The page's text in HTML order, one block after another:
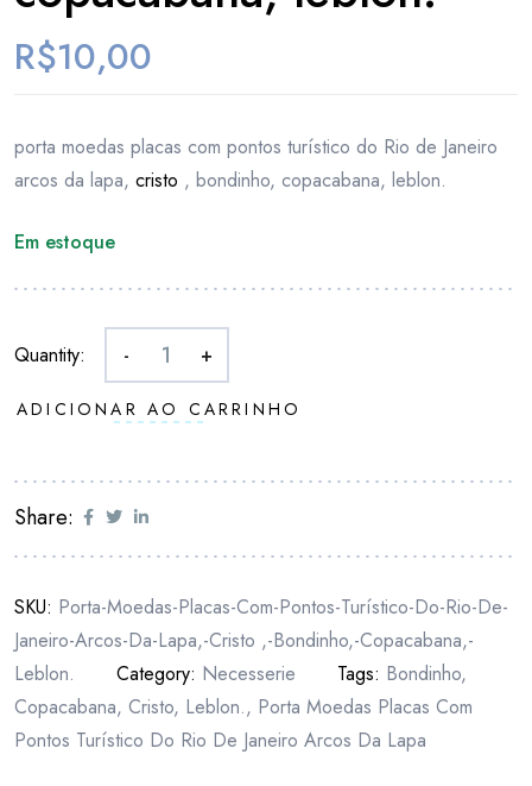
R$10,00
porta moedas placas com pontos turístico do Rio de Janeiro
arcos da lapa, cristo , bondinho, copacabana, leblon.
Em estoque
Quantity: - +
ADICIONAR AO CARRINHO
Share:
SKU: Porta-Moedas-Placas-Com-Pontos-Turístico-Do-Rio-De-
Janeiro-Arcos-Da-Lapa,-Cristo ,-Bondinho,-Copacabana,-
Leblon.
Category: Necesserie Tags: Bondinho,
Copacabana, Cristo, Leblon., Porta Moedas Placas Com
Pontos Turístico Do Rio De Janeiro Arcos Da Lapa